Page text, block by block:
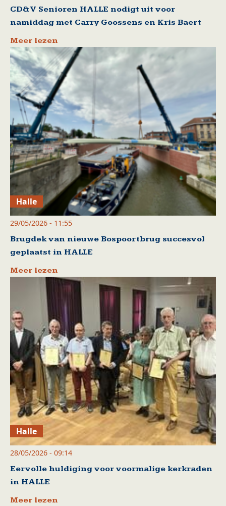
CD&V Senioren HALLE nodigt uit voor
namiddag met Carry Goossens en Kris Baert
Meer lezen
Halle
29/05/2026 - 11:55
Brugdek van nieuwe Bospoortbrug succesvol
geplaatst in HALLE
Meer lezen
Halle
28/05/2026 - 09:14
Eervolle huldiging voor voormalige kerkraden
in HALLE
Meer lezen